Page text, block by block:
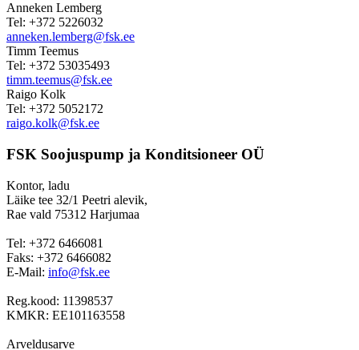
Anneken Lemberg
Tel: +372 5226032
anneken.lemberg@fsk.ee
Timm Teemus
Tel: +372 53035493
timm.teemus@fsk.ee
Raigo Kolk
Tel: +372 5052172
raigo.kolk@fsk.ee
FSK Soojuspump ja Konditsioneer OÜ
Kontor, ladu
Läike tee 32/1 Peetri alevik,
Rae vald 75312 Harjumaa
Tel: +372 6466081
Faks: +372 6466082
E-Mail: info@fsk.ee
Reg.kood: 11398537
KMKR: EE101163558
Arveldusarve